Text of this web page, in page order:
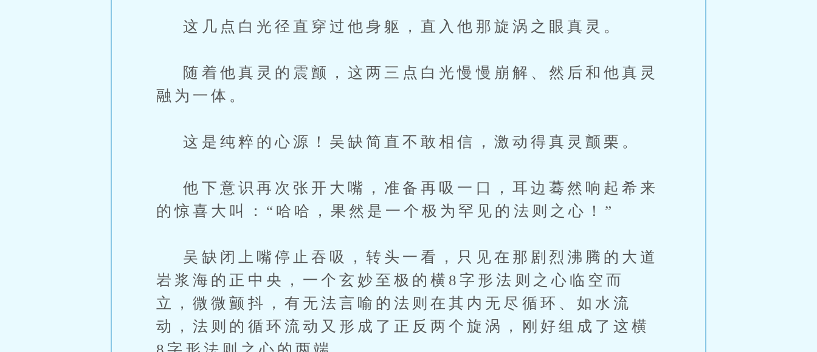
这几点白光径直穿过他身躯，直入他那旋涡之眼真灵。
随着他真灵的震颤，这两三点白光慢慢崩解、然后和他真灵
融为一体。
这是纯粹的心源！吴缺简直不敢相信，激动得真灵颤栗。
他下意识再次张开大嘴，准备再吸一口，耳边蓦然响起希来
的惊喜大叫：“哈哈，果然是一个极为罕见的法则之心！”
吴缺闭上嘴停止吞吸，转头一看，只见在那剧烈沸腾的大道
岩浆海的正中央，一个玄妙至极的横8字形法则之心临空而
立，微微颤抖，有无法言喻的法则在其内无尽循环、如水流
动，法则的循环流动又形成了正反两个旋涡，刚好组成了这横